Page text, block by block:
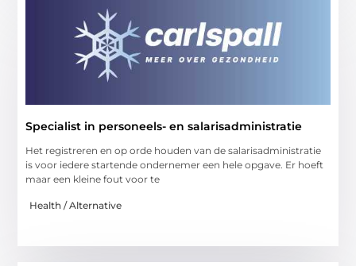
Specialist in personeels- en salarisadministratie
Het registreren en op orde houden van de salarisadministratie
is voor iedere startende ondernemer een hele opgave. Er hoeft
maar een kleine fout voor te
Health / Alternative